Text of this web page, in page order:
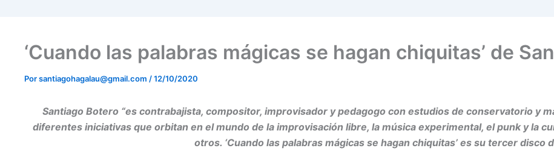
‘Cuando las palabras mágicas se hagan chiquitas’ de
Porsantiagohagalau@gmail.com /12/10/2020
Santiago Botero “es contrabajista, compositor, improvisador y pedagogo con estudios de conservatorio y
diferentes iniciativas que orbitan en el mundo de la improvisación libre, la música experimental, el punk y la
otros. ‘Cuando las palabras mágicas se hagan chiquitas’ es su tercer disco